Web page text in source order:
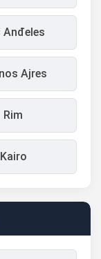
Anđeles
Ajres
Rim
Kairo